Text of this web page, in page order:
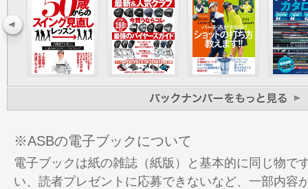
す！
90 EXTRA PART 対談 マツモト・タスク
3Dで日本のゴルフ指導は変わる！
96 GOLF TODAYレッスンブック バック
※ASBの電子ブックについて
電子ブックは紙の雑誌（紙版）と基本的に同じ物で
い、読者プレゼントに応募できないなど、一部内容